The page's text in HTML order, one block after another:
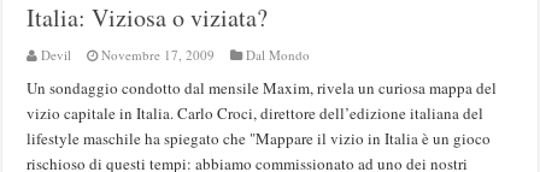
Italia: Viziosa o viziata?
Devil Novembre 17, 2009 Dal Mondo
Un sondaggio condotto dal mensile Maxim, rivela un curiosa mappa del
vizio capitale in Italia. Carlo Croci, direttore dell’edizione italiana del
lifestyle maschile ha spiegato che "Mappare il vizio in Italia è un gioco
rischioso di questi tempi: abbiamo commissionato ad uno dei nostri